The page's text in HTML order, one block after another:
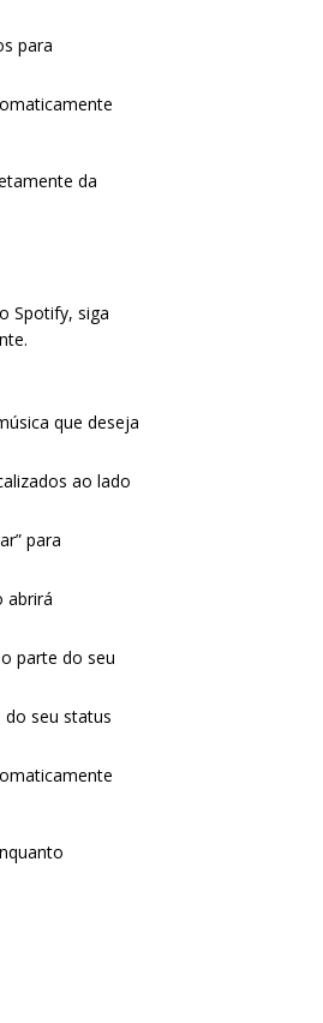
para
da
Spotify, siga
que deseja
ao lado
para
abrirá
parte do seu
do seu status